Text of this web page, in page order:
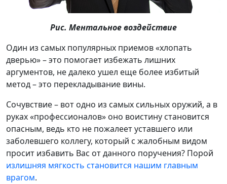
Рис. Ментальное воздействие
Один из самых популярных приемов «хлопать
дверью» – это помогает избежать лишних
аргументов, не далеко ушел еще более избитый
метод – это перекладывание вины.
Сочувствие – вот одно из самых сильных оружий, а в
руках «профессионалов» оно воистину становится
опасным, ведь кто не пожалеет уставшего или
заболевшего коллегу, который с жалобным видом
просит избавить Вас от данного поручения? Порой
излишняя мягкость становится нашим главным
врагом.